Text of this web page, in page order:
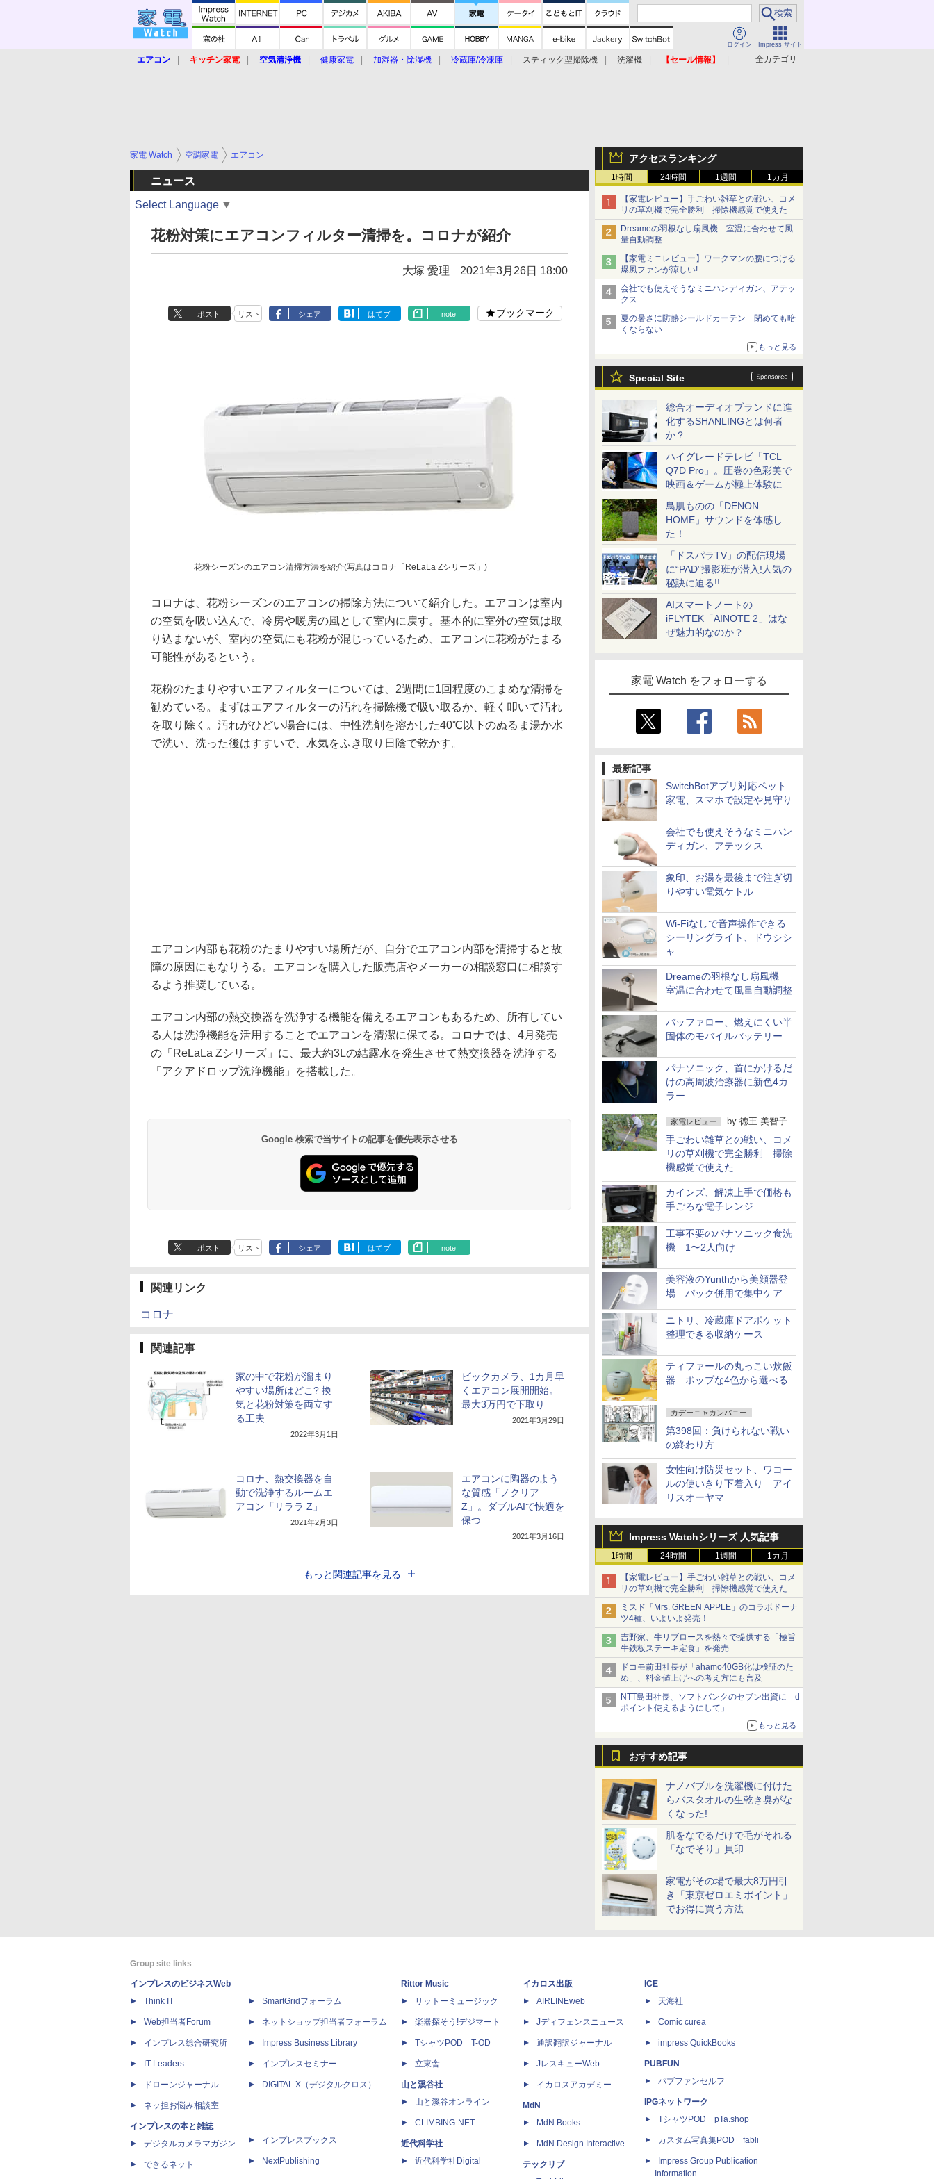
ログイン Impress サイト
全カテゴリ
エアコン キッチン家電 空気清浄機 健康家電 加湿器・除湿機 冷蔵庫/冷凍庫 スティック型掃除機 洗濯機
【セール情報】
アクセスランキング
1時間 24時間 1週間 1カ月
【家電レビュー】手ごわい雑草との戦い、コメ
リの草刈機で完全勝利 掃除機感覚で使えた
Dreameの羽根なし扇風機 室温に合わせて風
量自動調整
【家電ミニレビュー】ワークマンの腰につける
爆風ファンが涼しい!
会社でも使えそうなミニハンディガン、アテッ
クス
夏の暑さに防熱シールドカーテン 閉めても暗
くならない
もっと見る
Special Site
総合オーディオブランドに進
化するSHANLINGとは何者
か？
ハイグレードテレビ「TCL
Q7D Pro」。圧巻の色彩美で
映画＆ゲームが極上体験に
鳥肌ものの「DENON
HOME」サウンドを体感し
た！
「ドスパラTV」の配信現場
に“PAD”撮影班が潜入!人気の
秘訣に迫る!!
AIスマートノートの
iFLYTEK「AINOTE 2」はな
ぜ魅力的なのか？
家電 Watch をフォローする
最新記事
SwitchBotアプリ対応ペット
家電、スマホで設定や見守り
会社でも使えそうなミニハン
ディガン、アテックス
象印、お湯を最後まで注ぎ切
りやすい電気ケトル
Wi-Fiなしで音声操作できる
シーリングライト、ドウシシ
ャ
Dreameの羽根なし扇風機
室温に合わせて風量自動調整
バッファロー、燃えにくい半
固体のモバイルバッテリー
パナソニック、首にかけるだ
けの高周波治療器に新色4カ
ラー
家電レビュー by 徳王 美智子
手ごわい雑草との戦い、コメ
リの草刈機で完全勝利 掃除
機感覚で使えた
カインズ、解凍上手で価格も
手ごろな電子レンジ
工事不要のパナソニック食洗
機 1〜2人向け
美容液のYunthから美顔器登
場 パック併用で集中ケア
ニトリ、冷蔵庫ドアポケット
整理できる収納ケース
ティファールの丸っこい炊飯
器 ポップな4色から選べる
カデーニャカンパニー
第398回：負けられない戦い
の終わり方
女性向け防災セット、ワコー
ルの使いきり下着入り アイ
リスオーヤマ
Impress Watchシリーズ 人気記事
1時間 24時間 1週間 1カ月
【家電レビュー】手ごわい雑草との戦い、コメ
リの草刈機で完全勝利 掃除機感覚で使えた
ミスド「Mrs. GREEN APPLE」のコラボドーナ
ツ4種、いよいよ発売！
吉野家、牛リブロースを熱々で提供する「極旨
牛鉄板ステーキ定食」を発売
ドコモ前田社長が「ahamo40GB化は検証のた
め」、料金値上げへの考え方にも言及
NTT島田社長、ソフトバンクのセブン出資に「d
ポイント使えるようにして」
もっと見る
おすすめ記事
ナノバブルを洗濯機に付けた
らバスタオルの生乾き臭がな
くなった!
肌をなでるだけで毛がそれる
「なでそり」貝印
家電がその場で最大8万円引
き「東京ゼロエミポイント」
でお得に買う方法
家電 Watch 空調家電 エアコン
ニュース
Select Language ▼
花粉対策にエアコンフィルター清掃を。コロナが紹介
大塚 愛理 2021年3月26日 18:00
ポスト リスト シェア はてブ note ブックマーク
花粉シーズンのエアコン清掃方法を紹介(写真はコロナ「ReLaLa Zシリーズ」)
コロナは、花粉シーズンのエアコンの掃除方法について紹介した。エアコンは室内
の空気を吸い込んで、冷房や暖房の風として室内に戻す。基本的に室外の空気は取
り込まないが、室内の空気にも花粉が混じっているため、エアコンに花粉がたまる
可能性があるという。
花粉のたまりやすいエアフィルターについては、2週間に1回程度のこまめな清掃を
勧めている。まずはエアフィルターの汚れを掃除機で吸い取るか、軽く叩いて汚れ
を取り除く。汚れがひどい場合には、中性洗剤を溶かした40℃以下のぬるま湯か水
で洗い、洗った後はすすいで、水気をふき取り日陰で乾かす。
エアコン内部も花粉のたまりやすい場所だが、自分でエアコン内部を清掃すると故
障の原因にもなりうる。エアコンを購入した販売店やメーカーの相談窓口に相談す
るよう推奨している。
エアコン内部の熱交換器を洗浄する機能を備えるエアコンもあるため、所有してい
る人は洗浄機能を活用することでエアコンを清潔に保てる。コロナでは、4月発売
の「ReLaLa Zシリーズ」に、最大約3Lの結露水を発生させて熱交換器を洗浄する
「アクアドロップ洗浄機能」を搭載した。
Google 検索で当サイトの記事を優先表示させる
ポスト リスト シェア はてブ note
関連リンク
コロナ
関連記事
家の中で花粉が溜まり
やすい場所はどこ? 換
気と花粉対策を両立す
る工夫
2022年3月1日
ビックカメラ、1カ月早
くエアコン展開開始。
最大3万円で下取り
2021年3月29日
コロナ、熱交換器を自
動で洗浄するルームエ
アコン「リララ Z」
2021年2月3日
エアコンに陶器のよう
な質感「ノクリア
Z」。ダブルAIで快適を
保つ
2021年3月16日
もっと関連記事を見る
Group site links
インプレスのビジネスWeb
Think IT
Web担当者Forum
インプレス総合研究所
IT Leaders
ドローンジャーナル
ネッ担お悩み相談室
インプレスの本と雑誌
デジタルカメラマガジン
できるネット
SmartGridフォーラム
ネットショップ担当者フォーラム
Impress Business Library
インプレスセミナー
DIGITAL X（デジタルクロス）
インプレスブックス
NextPublishing
Rittor Music
リットーミュージック
楽器探そう!デジマート
TシャツPOD T-OD
立東舎
山と溪谷社
山と溪谷オンライン
CLIMBING-NET
近代科学社
近代科学社Digital
イカロス出版
AIRLINEweb
Jディフェンスニュース
通訳翻訳ジャーナル
JレスキューWeb
イカロスアカデミー
MdN
MdN Books
MdN Design Interactive
テックリブ
ICE
天海社
Comic curea
impress QuickBooks
PUBFUN
パブファンセルフ
IPGネットワーク
TシャツPOD pTa.shop
カスタム写真集POD fabli
Impress Group Publication
Information